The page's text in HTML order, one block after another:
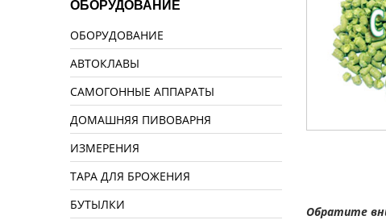
Обратите
ОБОРУДОВАНИЕ
ОБОРУДОВАНИЕ
АВТОКЛАВЫ
САМОГОННЫЕ АППАРАТЫ
ДОМАШНЯЯ ПИВОВАРНЯ
ИЗМЕРЕНИЯ
ТАРА ДЛЯ БРОЖЕНИЯ
БУТЫЛКИ